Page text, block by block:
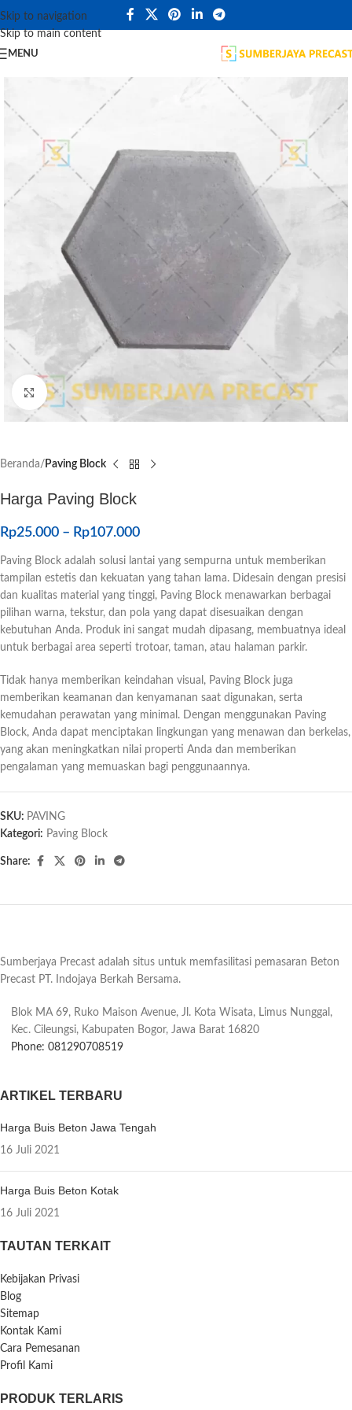
Skip to navigation
Skip to main content
MENU
Click to enlarge
Beranda Paving Block
Harga Paving Block
Rp25.000 – Rp107.000
Paving Block adalah solusi lantai yang sempurna untuk memberikan
tampilan estetis dan kekuatan yang tahan lama. Didesain dengan presisi
dan kualitas material yang tinggi, Paving Block menawarkan berbagai
pilihan warna, tekstur, dan pola yang dapat disesuaikan dengan
kebutuhan Anda. Produk ini sangat mudah dipasang, membuatnya ideal
untuk berbagai area seperti trotoar, taman, atau halaman parkir.
Tidak hanya memberikan keindahan visual, Paving Block juga
memberikan keamanan dan kenyamanan saat digunakan, serta
kemudahan perawatan yang minimal. Dengan menggunakan Paving
Block, Anda dapat menciptakan lingkungan yang menawan dan berkelas,
yang akan meningkatkan nilai properti Anda dan memberikan
pengalaman yang memuaskan bagi penggunaannya.
SKU: PAVING
Kategori: Paving Block
Share:
Sumberjaya Precast adalah situs untuk memfasilitasi pemasaran Beton
Precast PT. Indojaya Berkah Bersama.
Blok MA 69, Ruko Maison Avenue, Jl. Kota Wisata, Limus Nunggal,
Kec. Cileungsi, Kabupaten Bogor, Jawa Barat 16820
Phone: 081290708519
ARTIKEL TERBARU
Harga Buis Beton Jawa Tengah
16 Juli 2021
Harga Buis Beton Kotak
16 Juli 2021
TAUTAN TERKAIT
Kebijakan Privasi
Blog
Sitemap
Kontak Kami
Cara Pemesanan
Profil Kami
PRODUK TERLARIS